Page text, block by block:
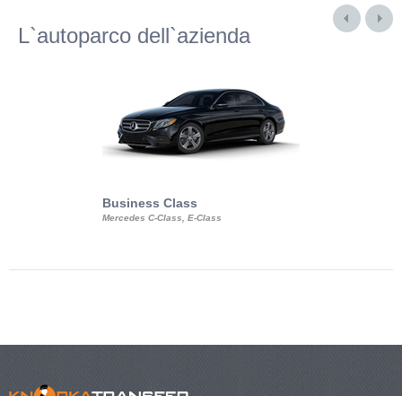
L`autoparco dell`azienda
Business Class
Mercedes C-Class, E-Class